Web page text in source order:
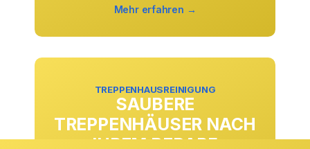
Mehr erfahren →
TREPPENHAUSREINIGUNG
SAUBERE
TREPPENHÄUSER NACH
IHREM BEDARF